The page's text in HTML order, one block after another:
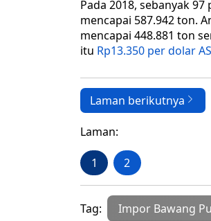
Pada 2018, sebanyak
mencapai 587.942 ton.
mencapai 448.881 ton
itu Rp13.350 per dolar AS
Laman berikutnya
Laman:
1 2
Tag: Impor Bawang